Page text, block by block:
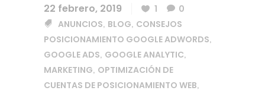
22 febrero, 2019 1
0
ANUNCIOS, BLOG, CONSEJOS
POSICIONAMIENTO GOOGLE ADWORDS,
GOOGLE ADS, GOOGLE ANALYTIC,
MARKETING, OPTIMIZACIÓN DE
CUENTAS DE POSICIONAMIENTO WEB,